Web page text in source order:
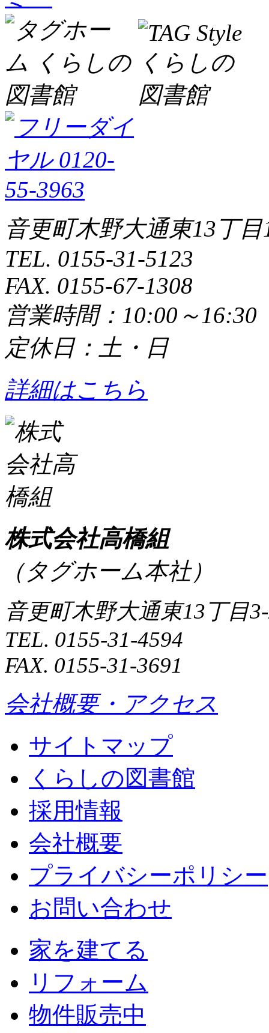
音更町木野大通東13丁目
TEL. 0155-31-5123
FAX. 0155-67-1308
営業時間：10:00～
定休日：土・日
詳細はこちら
株式会社高橋組
（タグホーム本社）
音更町木野大通東13丁目
TEL. 0155-31-4594
FAX. 0155-31-3691
会社概要・アクセス
サイトマップ
くらしの図書館
採用情報
会社概要
プライバシーポリシー
お問い合わせ
家を建てる
リフォーム
物件販売中